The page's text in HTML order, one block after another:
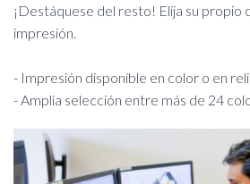
¡Destáquese del resto! Elija su propio
impresión.
- Impresión disponible en color o en
- Amplia selección entre más de 24